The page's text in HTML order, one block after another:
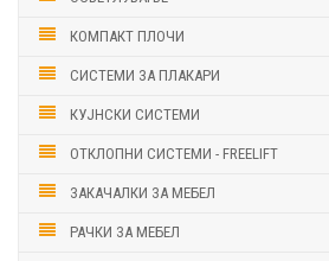
КОМПАКТ ПЛОЧИ
СИСТЕМИ ЗА ПЛАКАРИ
КУЈНСКИ СИСТЕМИ
ОТКЛОПНИ СИСТЕМИ - FREELIFT
ЗАКАЧАЛКИ ЗА МЕБЕЛ
РАЧКИ ЗА МЕБЕЛ